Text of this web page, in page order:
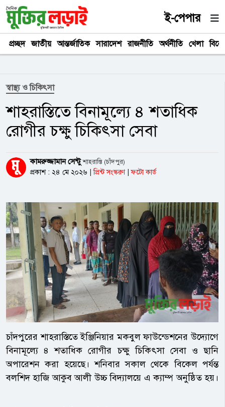
ই-পেপার
প্রচ্ছদ জাতীয় আন্তর্জাতিক সারাদেশ রাজনীতি অর্থনীতি খেলা
স্বাস্থ্য ও চিকিৎসা
শাহরাস্তিতে বিনামূল্যে ৪ শতাধিক
রোগীর চক্ষু চিকিৎসা সেবা
কামরুজ্জামান সেন্টুশাহরাস্তি (চাঁদপুর)
প্রকাশ : ২৪ মে ২০২৬
প্রিন্ট সংস্করণ ফটো কার্ড
চাঁদপুরের শাহরাস্তিতে ইঞ্জিনিয়ার মকবুল ফাউন্ডেশনের উদ্যোগে
বিনামূল্যে ৪ শতাধিক রোগীর চক্ষু চিকিৎসা সেবা ও ছানি
অপারেশন করা হয়েছে। শনিবার সকাল থেকে বিকেল পর্যন্ত
বলশিদ হাজি আকুব আলী উচ্চ বিদ্যালয়ে এ ক্যাম্প অনুষ্ঠিত হয়।